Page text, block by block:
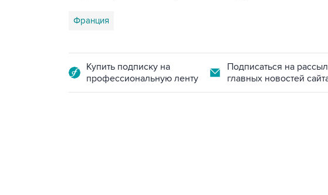
Франция
Купить подписку на
профессиональную ленту
Подписаться на
главных новостей